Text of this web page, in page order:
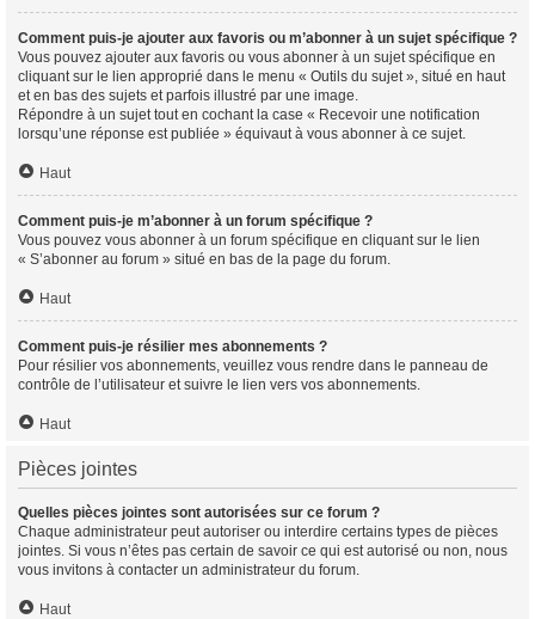
Comment puis-je ajouter aux favoris ou m’abonner à un sujet spécifique ?
Vous pouvez ajouter aux favoris ou vous abonner à un sujet spécifique en
cliquant sur le lien approprié dans le menu « Outils du sujet », situé en haut
et en bas des sujets et parfois illustré par une image.
Répondre à un sujet tout en cochant la case « Recevoir une notification
lorsqu’une réponse est publiée » équivaut à vous abonner à ce sujet.
Haut
Comment puis-je m’abonner à un forum spécifique ?
Vous pouvez vous abonner à un forum spécifique en cliquant sur le lien
« S’abonner au forum » situé en bas de la page du forum.
Haut
Comment puis-je résilier mes abonnements ?
Pour résilier vos abonnements, veuillez vous rendre dans le panneau de
contrôle de l’utilisateur et suivre le lien vers vos abonnements.
Haut
Pièces jointes
Quelles pièces jointes sont autorisées sur ce forum ?
Chaque administrateur peut autoriser ou interdire certains types de pièces
jointes. Si vous n’êtes pas certain de savoir ce qui est autorisé ou non, nous
vous invitons à contacter un administrateur du forum.
Haut